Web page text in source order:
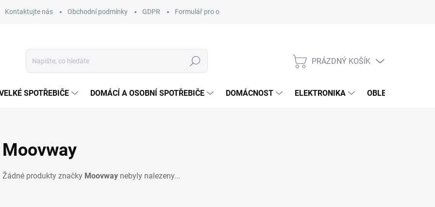
Kontaktujte nás Obchodní podmínky GDPR Formulář pro odstoupení od smlouvy
Hledat
NÁKUPNÍ
PRÁZDNÝ KOŠÍK
SPOTŘEBIČE DOMÁCÍ A OSOBNÍ SPOTŘEBIČE DOMÁCNOST ELEKTRONIKA OBLEČENÍ, OBUV
Moovway
Žádné produkty značky Moovway nebyly nalezeny...